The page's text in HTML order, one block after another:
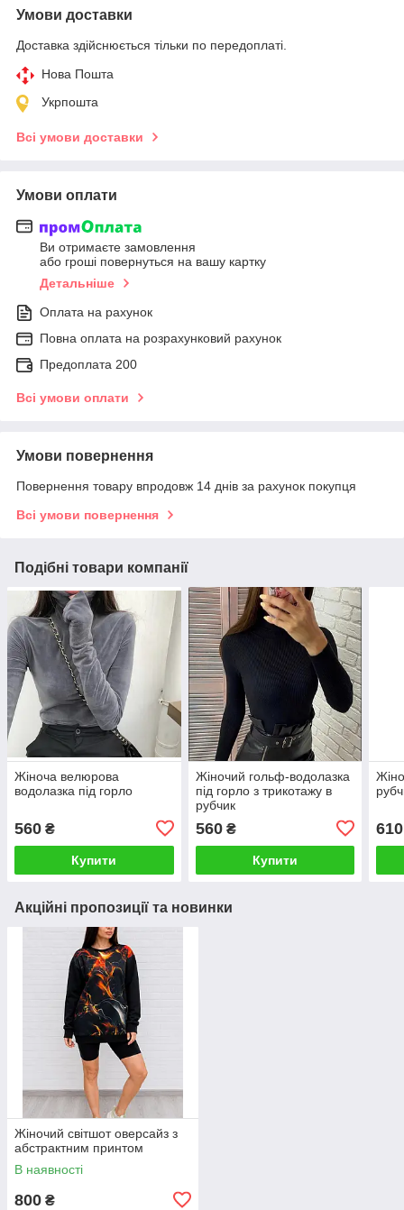
Умови доставки
Доставка здійснюється тільки по передоплаті.
Нова Пошта
Укрпошта
Всі умови доставки
Умови оплати
Ви отримаєте замовлення
або гроші повернуться на вашу картку
Детальніше
Оплата на рахунок
Повна оплата на розрахунковий рахунок
Предоплата 200
Всі умови оплати
Умови повернення
Повернення товару впродовж 14 днів за рахунок покупця
Всі умови повернення
Подібні товари компанії
Жіноча велюрова
водолазка під горло
560 ₴
Купити
Жіночий гольф-водолазка
під горло з трикотажу в
рубчик
560₴
Купити
610
Акційні пропозиції та новинки
Жіночий світшот оверсайз з
абстрактним принтом
В наявності
800 ₴